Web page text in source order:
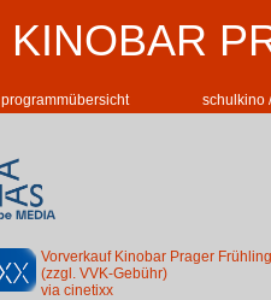
KINOBAR
programmübersicht schulkino
Vorverkauf Kinobar Prager
(zzgl. VVK-Gebühr)
via cinetixx